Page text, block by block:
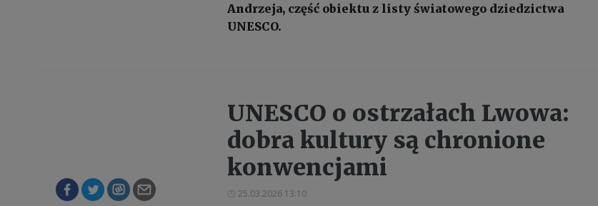
Andrzeja, część obiektu z listy światowego dziedzictwa
UNESCO.
UNESCO o ostrzałach Lwowa:
dobra kultury są chronione
konwencjami
25.03.2026 13:10